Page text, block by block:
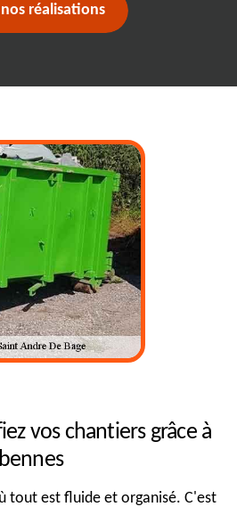
réalisations
vos chantiers grâce à
tout est fluide et organisé. C'est